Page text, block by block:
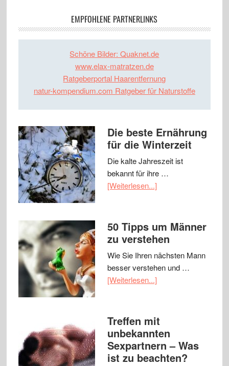
EMPFOHLENE PARTNERLINKS
Schöne Bilder: Quaknet.de
www.elax-matratzen.de
Ratgeberportal Haarentfernung
natur-kompendium.com Ratgeber für Naturstoffe
Die beste Ernährung
für die Winterzeit
Die kalte Jahreszeit ist
bekannt für ihre …
[Weiterlesen...]
50 Tipps um Männer
zu verstehen
Wie Sie Ihren nächsten Mann
besser verstehen und …
[Weiterlesen...]
Treffen mit
unbekannten
Sexpartnern – Was
ist zu beachten?